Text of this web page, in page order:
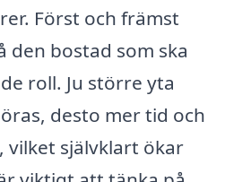
Först och främst
den bostad som ska
roll. Ju större yta
desto mer tid och
vilket självklart ökar